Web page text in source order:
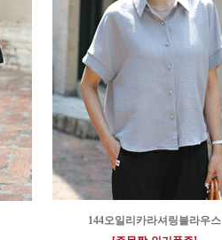
144오일리카라셔링블라우스